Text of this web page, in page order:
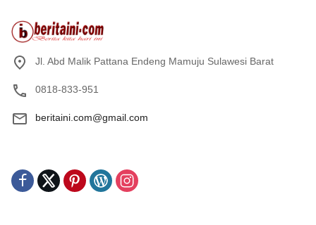
Jl. Abd Malik Pattana Endeng Mamuju Sulawesi Barat
0818-833-951
beritaini.com@gmail.com